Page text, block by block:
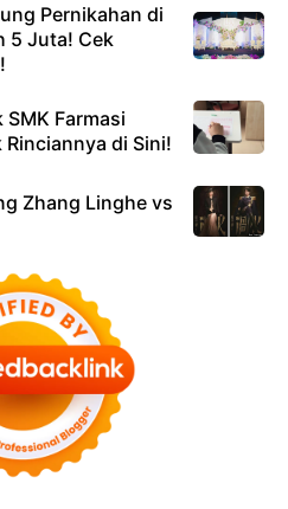
Pernikahan di
5 Juta! Cek
SMK Farmasi
Rinciannya di Sini!
Zhang Linghe vs